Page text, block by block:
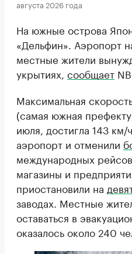
августа 2026 года
На южные острова
«Дельфин». Аэропорт
местные жители
укрытиях, сообщает
Максимальная
(самая южная
июля, достигла 143 км/
аэропорт и отменили
международных
магазины и
приостановили на
заводах. Местные
оставаться в
оказалось около 240